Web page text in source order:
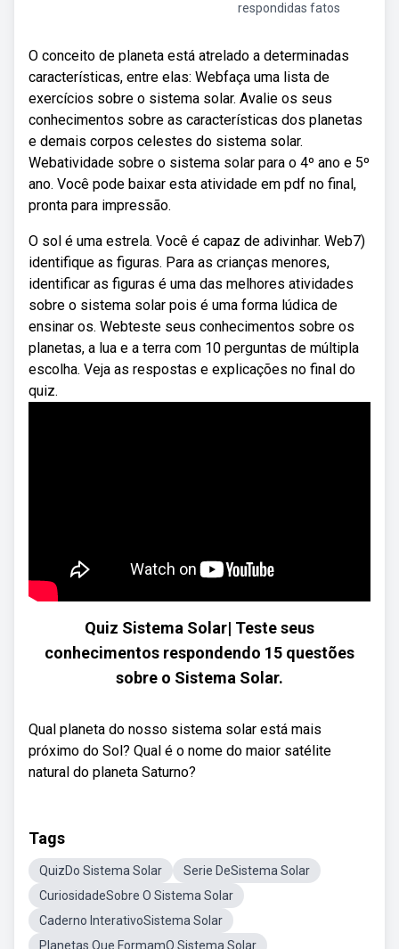
respondidas fatos
O conceito de planeta está atrelado a determinadas
características, entre elas: Webfaça uma lista de
exercícios sobre o sistema solar. Avalie os seus
conhecimentos sobre as características dos planetas
e demais corpos celestes do sistema solar.
Webatividade sobre o sistema solar para o 4º ano e 5º
ano. Você pode baixar esta atividade em pdf no final,
pronta para impressão.
O sol é uma estrela. Você é capaz de adivinhar. Web7)
identifique as figuras. Para as crianças menores,
identificar as figuras é uma das melhores atividades
sobre o sistema solar pois é uma forma lúdica de
ensinar os. Webteste seus conhecimentos sobre os
planetas, a lua e a terra com 10 perguntas de múltipla
escolha. Veja as respostas e explicações no final do
quiz.
Quiz Sistema Solar| Teste seus
conhecimentos respondendo 15 questões
sobre o Sistema Solar.
Qual planeta do nosso sistema solar está mais
próximo do Sol? Qual é o nome do maior satélite
natural do planeta Saturno?
Tags
QuizDo Sistema Solar
Serie DeSistema Solar
CuriosidadeSobre O Sistema Solar
Caderno InterativoSistema Solar
Planetas Que FormamO Sistema Solar